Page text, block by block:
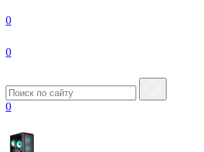
0
0
0